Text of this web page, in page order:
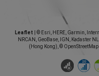
Leaflet
© Esri, HERE, Garmin,
NRCAN, GeoBase, IGN, Kadaster
(Hong Kong), ©